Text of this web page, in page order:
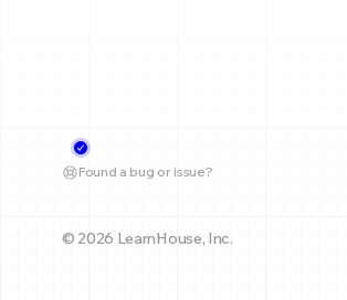
Found a bug or issue?
© 2026 LearnHouse, Inc.